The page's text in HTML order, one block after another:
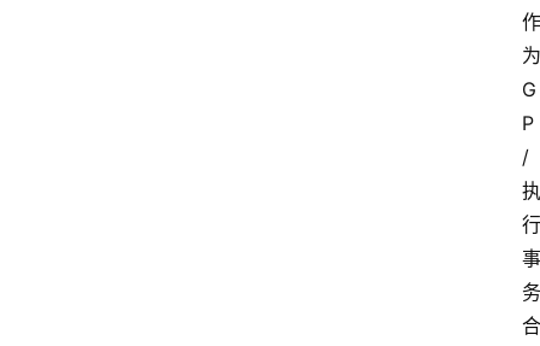
作
为
G
P
/
执
行
事
务
合